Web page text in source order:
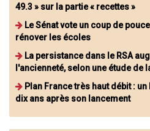
49.3 » sur la partie « recettes »
Le Sénat vote un coup de
rénover les écoles
La persistance dans le RSA
l'ancienneté, selon une étude de
Plan France très haut débit :
dix ans après son lancement